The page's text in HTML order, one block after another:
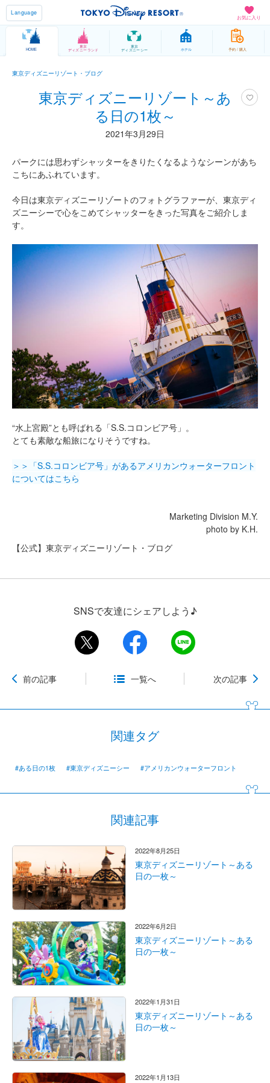
お気に入り
Language
HOME
東京
ディズニーランド
東京
ディズニーシー ホテル 予約 / 購入
東京ディズニーリゾート・ブログ
東京ディズニーリゾート～あ
る日の1枚～
2021年3月29日
パークには思わずシャッターをきりたくなるようなシーンがあち
こちにあふれています。
今日は東京ディズニーリゾートのフォトグラファーが、東京ディ
ズニーシーで心をこめてシャッターをきった写真をご紹介しま
す。
“水上宮殿”とも呼ばれる「S.S.コロンビア号」。
とても素敵な船旅になりそうですね。
＞＞「S.S.コロンビア号」があるアメリカンウォーターフロント
についてはこちら
Marketing Division M.Y.
photo by K.H.
【公式】東京ディズニーリゾート・ブログ
SNSで友達にシェアしよう♪
前の記事 一覧へ 次の記事
関連タグ
#ある日の1枚 #東京ディズニーシー #アメリカンウォーターフロント
関連記事
2022年8月25日
東京ディズニーリゾート～ある
日の一枚～
2022年6月2日
東京ディズニーリゾート～ある
日の一枚～
2022年1月31日
東京ディズニーリゾート～ある
日の一枚～
2022年1月13日